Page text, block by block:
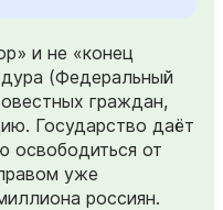
и не «конец
(Федеральный
граждан,
Государство даёт
освободиться от
уже
россиян.